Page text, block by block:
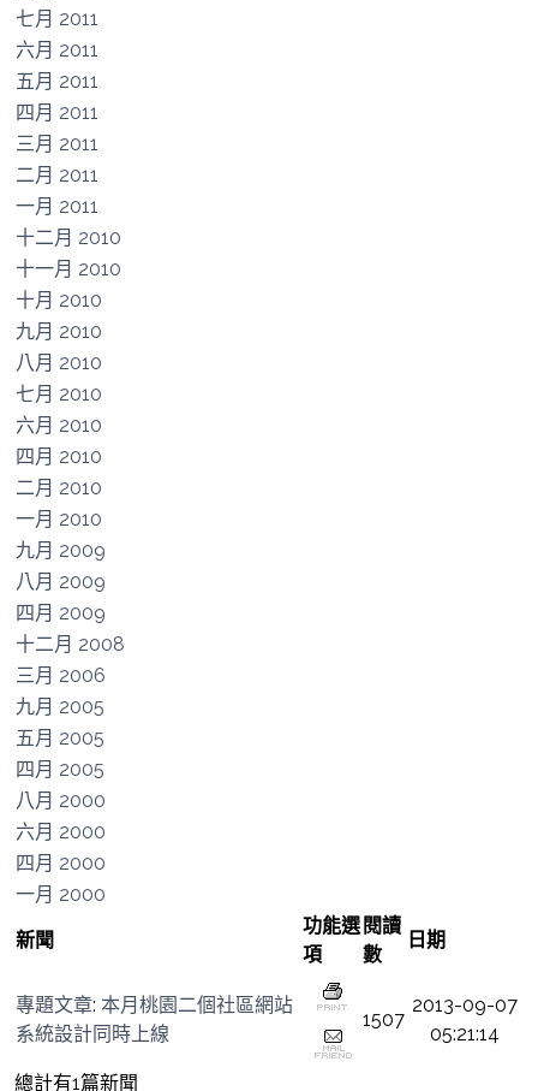
七月 2011
六月 2011
五月 2011
四月 2011
三月 2011
二月 2011
一月 2011
十二月 2010
十一月 2010
十月 2010
九月 2010
八月 2010
七月 2010
六月 2010
四月 2010
二月 2010
一月 2010
九月 2009
八月 2009
四月 2009
十二月 2008
三月 2006
九月 2005
五月 2005
四月 2005
八月 2000
六月 2000
四月 2000
一月 2000
新聞
功能選
項
閱讀
數
日期
專題文章: 本月桃園二個社區網站
系統設計同時上線
1507
2013-09-07
05:21:14
總計有1篇新聞